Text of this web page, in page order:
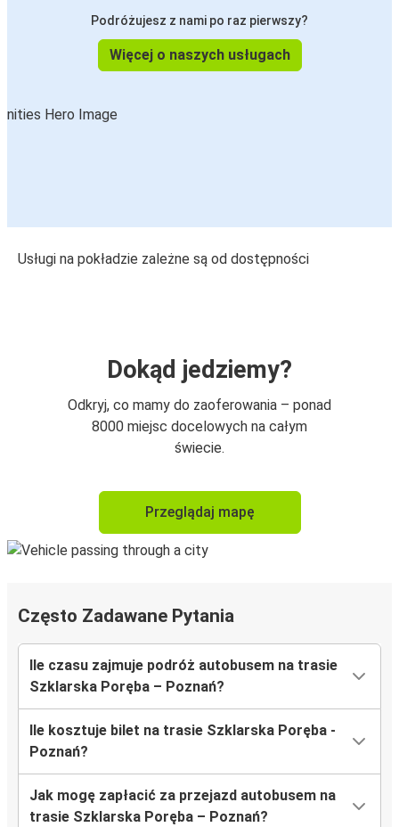
Podróżujesz z nami po raz pierwszy?
Więcej o naszych usługach
Usługi na pokładzie zależne są od dostępności
Dokąd jedziemy?
Odkryj, co mamy do zaoferowania – ponad
8000 miejsc docelowych na całym
świecie.
Przeglądaj mapę
Często Zadawane Pytania
Ile czasu zajmuje podróż autobusem na trasie
Szklarska Poręba – Poznań?
Ile kosztuje bilet na trasie Szklarska Poręba -
Poznań?
Jak mogę zapłacić za przejazd autobusem na
trasie Szklarska Poręba – Poznań?